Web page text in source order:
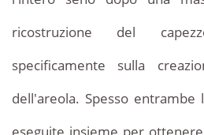
ricostruzione del
specificamente sulla
dell'areola. Spesso